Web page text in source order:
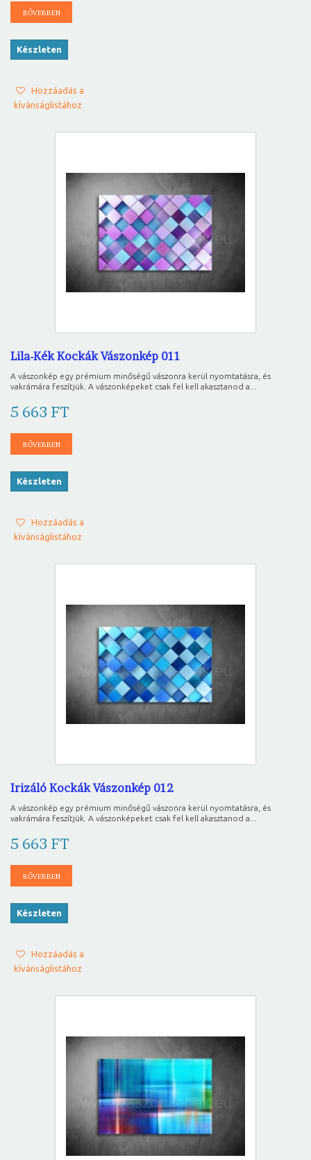
BŐVEBBEN
Készleten
Hozzáadás a
kívánságlistához
Lila-Kék Kockák Vászonkép 011
A vászonkép egy prémium minőségű vászonra kerül nyomtatásra, és
vakrámára feszítjük. A vászonképeket csak fel kell akasztanod a...
5 663 FT
BŐVEBBEN
Készleten
Hozzáadás a
kívánságlistához
Irizáló Kockák Vászonkép 012
A vászonkép egy prémium minőségű vászonra kerül nyomtatásra, és
vakrámára feszítjük. A vászonképeket csak fel kell akasztanod a...
5 663 FT
BŐVEBBEN
Készleten
Hozzáadás a
kívánságlistához